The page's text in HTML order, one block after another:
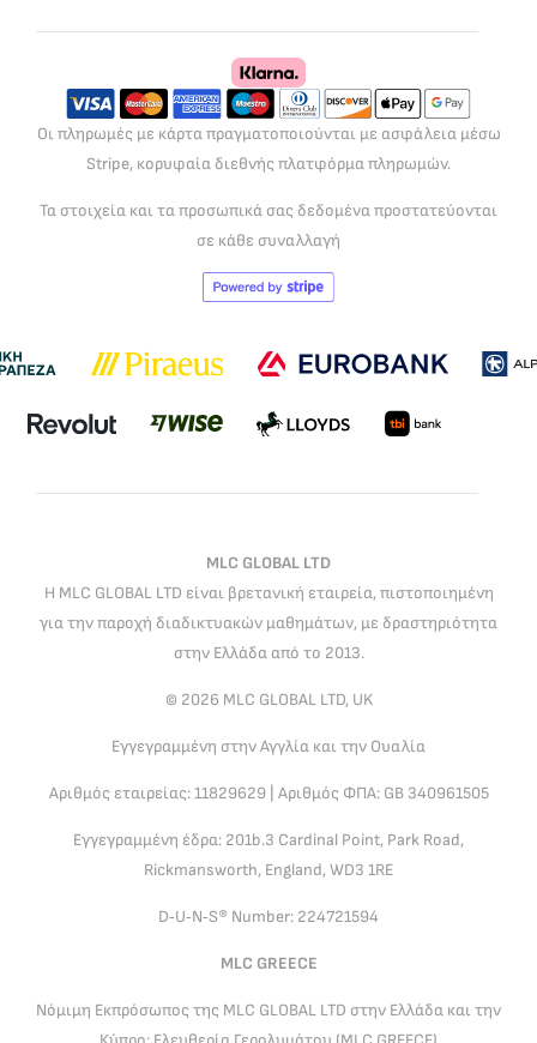
Οι πληρωμές με κάρτα πραγματοποιούνται με ασφάλεια μέσω
Stripe, κορυφαία διεθνής πλατφόρμα πληρωμών.
Τα στοιχεία και τα προσωπικά σας δεδομένα προστατεύονται
σε κάθε συναλλαγή
MLC GLOBAL LTD
Η MLC GLOBAL LTD είναι βρετανική εταιρεία, πιστοποιημένη
για την παροχή διαδικτυακών μαθημάτων, με δραστηριότητα
στην Ελλάδα από το 2013.
© 2026 MLC GLOBAL LTD, UK
Εγγεγραμμένη στην Αγγλία και την Ουαλία
Αριθμός εταιρείας: 11829629 | Αριθμός ΦΠΑ: GB 340961505
Εγγεγραμμένη έδρα: 201b.3 Cardinal Point, Park Road,
Rickmansworth, England, WD3 1RE
D‑U‑N‑S® Number: 224721594
MLC GREECE
Νόμιμη Εκπρόσωπος της MLC GLOBAL LTD στην Ελλάδα και την